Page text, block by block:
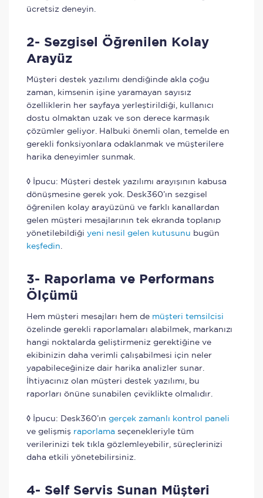
ücretsiz deneyin.
2- Sezgisel Öğrenilen Kolay
Arayüz
Müşteri destek yazılımı dendiğinde akla çoğu
zaman, kimsenin işine yaramayan sayısız
özelliklerin her sayfaya yerleştirildiği, kullanıcı
dostu olmaktan uzak ve son derece karmaşık
çözümler geliyor. Halbuki önemli olan, temelde en
gerekli fonksiyonlara odaklanmak ve müşterilere
harika deneyimler sunmak.
◊ İpucu: Müşteri destek yazılımı arayışının kabusa
dönüşmesine gerek yok. Desk360’ın sezgisel
öğrenilen kolay arayüzünü ve farklı kanallardan
gelen müşteri mesajlarının tek ekranda toplanıp
yönetilebildiği yeni nesil gelen kutusunu bugün
keşfedin
3- Raporlama ve Performans
Ölçümü
Hem müşteri mesajları hem de müşteri temsilcisi
özelinde gerekli raporlamaları alabilmek, markanızı
hangi noktalarda geliştirmeniz gerektiğine ve
ekibinizin daha verimli çalışabilmesi için neler
yapabileceğinize dair harika analizler sunar.
İhtiyacınız olan müşteri destek yazılımı, bu
raporları önüne sunabilen çeviklikte olmalıdır.
◊ İpucu: Desk360’ın gerçek zamanlı kontrol paneli
ve gelişmiş raporlama seçenekleriyle tüm
verilerinizi tek tıkla gözlemleyebilir, süreçlerinizi
daha etkili yönetebilirsiniz.
4- Self Servis Sunan
Müşteri